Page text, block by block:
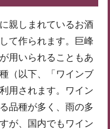
親しまれているお酒
て作られます。巨峰
用いられることもあ
（以下、「ワインブ
用されます。ワイン
品種が多く、雨の多
が、国内でもワイン